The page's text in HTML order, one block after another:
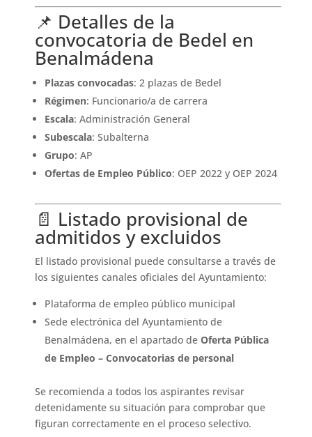
📌 Detalles de la
convocatoria de Bedel en
Benalmádena
Plazas convocadas: 2 plazas de Bedel
Régimen: Funcionario/a de carrera
Escala: Administración General
Subescala: Subalterna
Grupo: AP
Ofertas de Empleo Público: OEP 2022 y OEP 2024
📄 Listado provisional de
admitidos y excluidos
El listado provisional puede consultarse a través de
los siguientes canales oficiales del Ayuntamiento:
Plataforma de empleo público municipal
Sede electrónica del Ayuntamiento de
Benalmádena, en el apartado deOferta Pública
de Empleo – Convocatorias de personal
Se recomienda a todos los aspirantes revisar
detenidamente su situación para comprobar que
figuran correctamente en el proceso selectivo.